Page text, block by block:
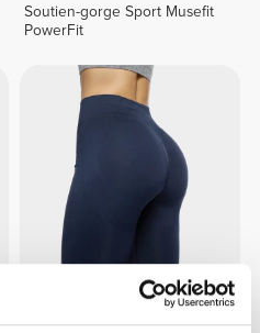
Soutien-gorge Sport Musefit
PowerFit
40%